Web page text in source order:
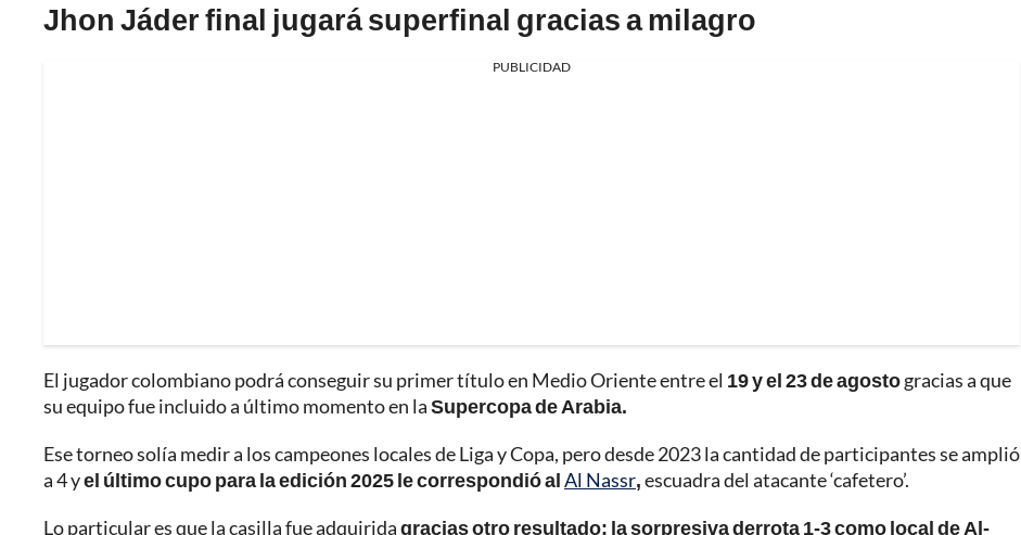
Jhon Jáder final jugará superfinal gracias a milagro
PUBLICIDAD
El jugador colombiano podrá conseguir su primer título en Medio Oriente entre el 19 y el 23 de agostogracias a que
su equipo fue incluido a último momento en laSupercopa de Arabia.
Ese torneo solía medir a los campeones locales de Liga y Copa, pero desde 2023 la cantidad de participantes se amplió
a 4 yel último cupo para la edición 2025 le correspondió alAl Nassr,escuadra del atacante ‘cafetero’.
Lo particular es que la casilla fue adquiridagracias otro resultado: la sorpresiva derrota 1-3 como local de Al-